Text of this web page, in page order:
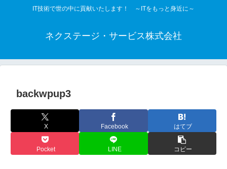
IT技術で世の中に貢献いたします！ ～ITをもっと身近に～
ネクステージ・サービス株式会社
backwpup3
X Facebook はてブ
Pocket LINE コピー